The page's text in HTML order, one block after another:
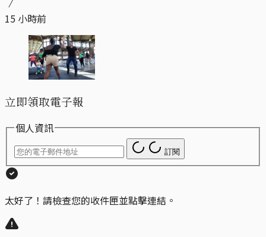
15 小時前
立即領取電子報
個人資訊
訂閱
太好了！請檢查您的收件匣並點擊連結。